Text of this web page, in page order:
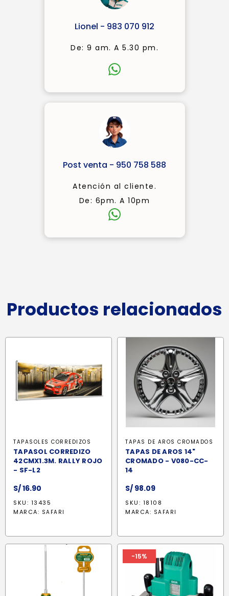
Lionel - 983 070 912
De: 9 am. A 5.30 pm.
Post venta - 950 758 588
Atención al cliente.
De: 6pm. A 10pm
Productos relacionados
TAPASOLES CORREDIZOS
TAPASOL CORREDIZO
42CMX1.3M. RALLY ROJO
- SF-L2
S/16.90
SKU: 13435
MARCA: SAFARI
TAPAS DE AROS CROMADOS
TAPAS DE AROS 14"
CROMADO - V080-CC-
14
S/ 98.09
SKU: 18108
MARCA: SAFARI
-15%